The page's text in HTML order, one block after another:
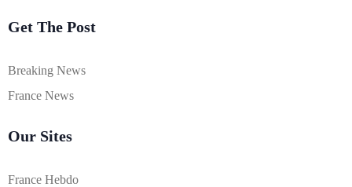
Get The Post
Breaking News
France News
Our Sites
France Hebdo